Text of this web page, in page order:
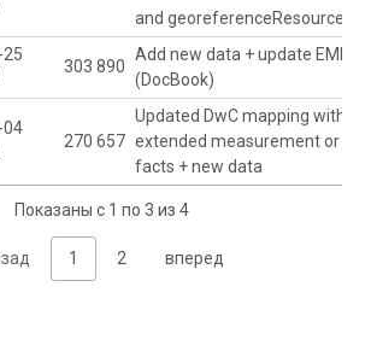
and georeferenceResources
303 890
Add new data + update EML
(DocBook)
04
270 657
Updated DwC mapping with
extended measurement or
facts + new data
Показаны с 1 по 3 из 4
1 2 вперед